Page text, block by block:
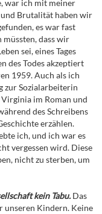
war ich mit meiner
und Brutalität haben wir
es war fast
müssten, dass wir
sei, eines Tages
des Todes akzeptiert
1959. Auch als ich
zur Sozialarbeiterin
im Roman und
des Schreibens
erzählen.
ich, und ich war es
vergessen wird. Diese
nicht zu sterben, um
kein Tabu. Das
Kindern. Keine